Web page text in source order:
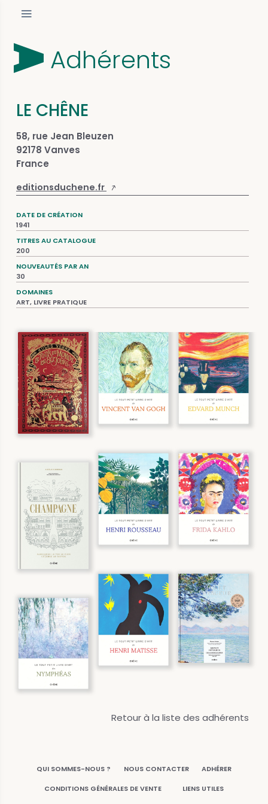
Adhérents
LE CHÊNE
58, rue Jean Bleuzen
92178 Vanves
France
editionsduchene.fr
DATE DE CRÉATION
1941
TITRES AU CATALOGUE
200
NOUVEAUTÉS PAR AN
30
DOMAINES
ART, LIVRE PRATIQUE
Retour à la liste des adhérents
QUI SOMMES-NOUS ? NOUS CONTACTER ADHÉRER
CONDITIONS GÉNÉRALES DE VENTE LIENS UTILES